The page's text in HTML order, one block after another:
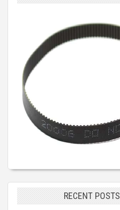
RECENT POSTS